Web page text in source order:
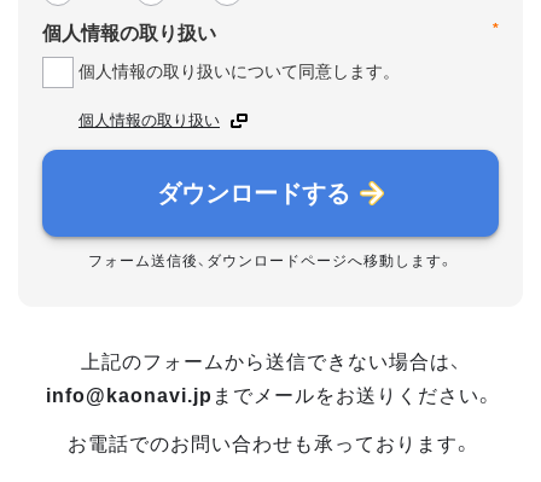
*
個人情報の取り扱い
個人情報の取り扱いについて同意します。
個人情報の取り扱い
ダウンロードする
フォーム送信後、ダウンロードページへ移動します。
上記のフォームから送信できない場合は、
info@kaonavi.jp までメールをお送りください。
お電話でのお問い合わせも承っております。